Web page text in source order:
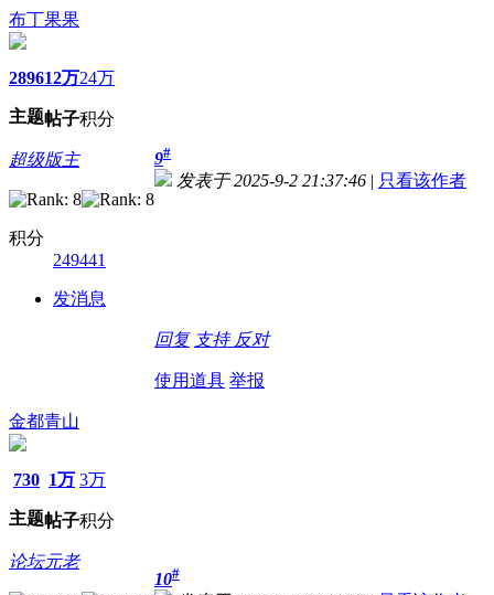
布丁果果
2896
主题
12万
帖子
24万
积分
超级版主
积分
249441
发消息
9#
发表于 2025-9-2 21:37:46 | 只看该作者
回复 支持 反对
使用道具 举报
金都青山
730
主题
1万
帖子
3万
积分
论坛元老
10#